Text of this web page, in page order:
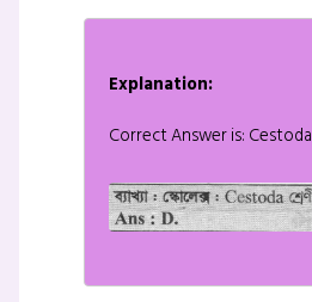
Explanation:
Correct Answer is: Cestoda